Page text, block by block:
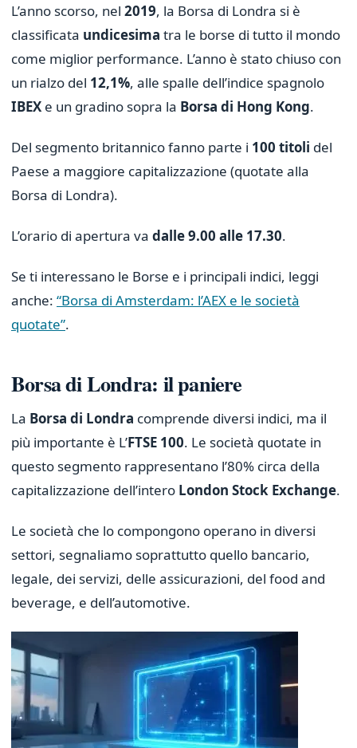
L’anno scorso, nel 2019, la Borsa di Londra si è
classificata undicesima tra le borse di tutto il mondo
come miglior performance. L’anno è stato chiuso con
un rialzo del 12,1%, alle spalle dell’indice spagnolo
IBEX e un gradino sopra la Borsa di Hong Kong.
Del segmento britannico fanno parte i 100 titoli del
Paese a maggiore capitalizzazione (quotate alla
Borsa di Londra).
L’orario di apertura va dalle 9.00 alle 17.30.
Se ti interessano le Borse e i principali indici, leggi
anche: “Borsa di Amsterdam: l’AEX e le società
quotate”.
Borsa di Londra: il paniere
La Borsa di Londra comprende diversi indici, ma il
più importante è L’FTSE 100. Le società quotate in
questo segmento rappresentano l’80% circa della
capitalizzazione dell’intero London Stock Exchange.
Le società che lo compongono operano in diversi
settori, segnaliamo soprattutto quello bancario,
legale, dei servizi, delle assicurazioni, del food and
beverage, e dell’automotive.